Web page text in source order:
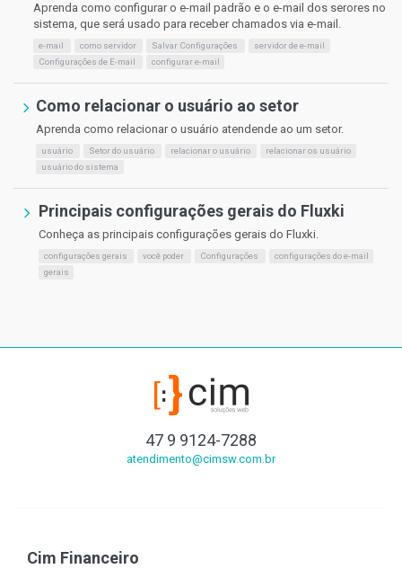
Aprenda como configurar o e-mail padrão e o e-mail dos serores no
sistema, que será usado para receber chamados via e-mail.
e-mail como servidor Salvar Configurações
servidor de e-mail
Configurações de E-mail
configurar e-mail
Como relacionar o usuário ao setor
Aprenda como relacionar o usuário atendende ao um setor.
usuário Setor do usuário relacionar o usuário
relacionar os usuário
usuário do sistema
Principais configurações gerais do Fluxki
Conheça as principais configurações gerais do Fluxki.
configurações gerais você poder Configurações
configurações do e-mail
gerais
47 9 9124-7288
atendimento@cimsw.com.br
Cim Financeiro